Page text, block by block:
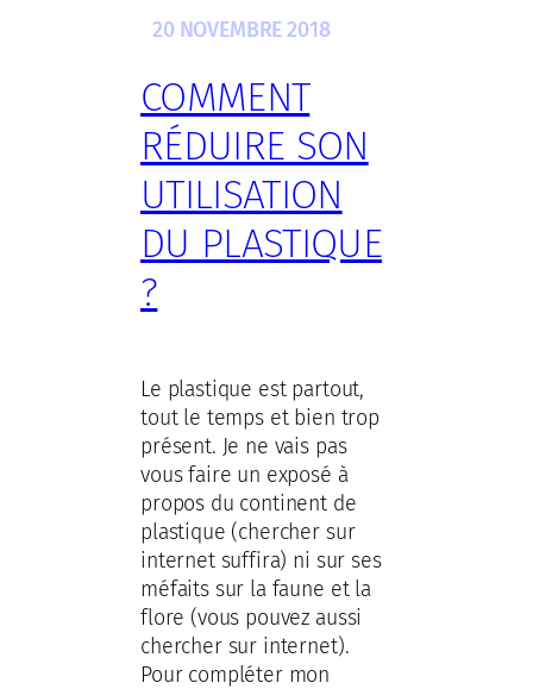
20 NOVEMBRE 2018
COMMENT
RÉDUIRE SON
UTILISATION
DU PLASTIQUE
?
Le plastique est partout,
tout le temps et bien trop
présent. Je ne vais pas
vous faire un exposé à
propos du continent de
plastique (chercher sur
internet suffira) ni sur ses
méfaits sur la faune et la
flore (vous pouvez aussi
chercher sur internet).
Pour compléter mon